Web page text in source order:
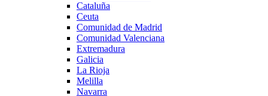
Cataluña
Ceuta
Comunidad de Madrid
Comunidad Valenciana
Extremadura
Galicia
La Rioja
Melilla
Navarra